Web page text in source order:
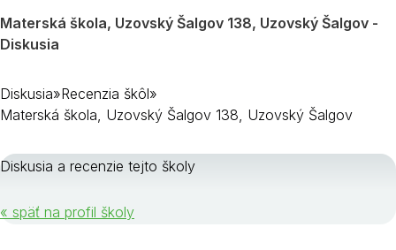
Materská škola, Uzovský Šalgov 138, Uzovský Šalgov -
Diskusia
Diskusia»Recenzia škôl»
Materská škola, Uzovský Šalgov 138, Uzovský Šalgov
Diskusia a recenzie tejto školy
« späť na profil školy